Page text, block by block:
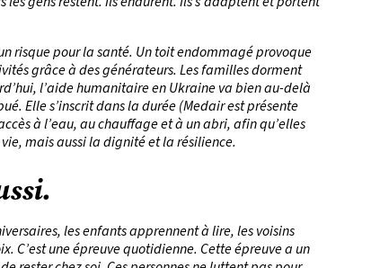
risque pour la santé. Un toit endommagé provoque
grâce à des générateurs. Les familles dorment
l’aide humanitaire en Ukraine va bien au-delà
Elle s’inscrit dans la durée (Medair est présente
à l’eau, au chauffage et à un abri, afin qu’elles
mais aussi la dignité et la résilience.
les enfants apprennent à lire, les voisins
C’est une épreuve quotidienne. Cette épreuve a un